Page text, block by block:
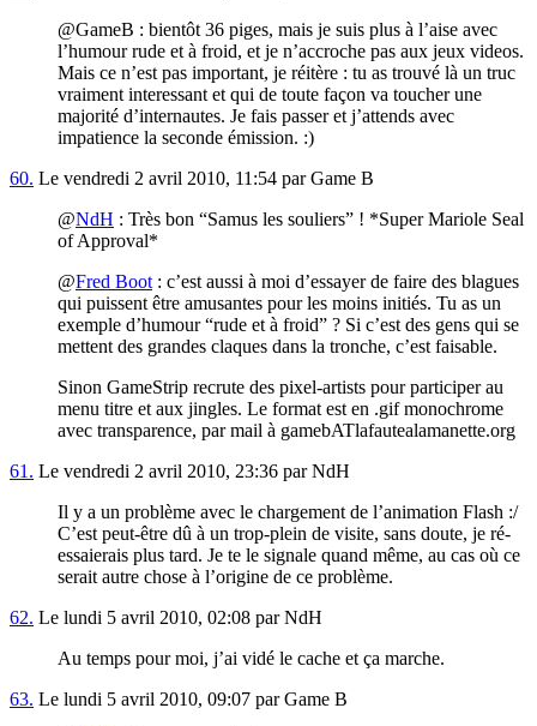
@GameB : bientôt 36 piges, mais je suis plus à l’aise avec
l’humour rude et à froid, et je n’accroche pas aux jeux videos.
Mais ce n’est pas important, je réitère : tu as trouvé là un truc
vraiment interessant et qui de toute façon va toucher une
majorité d’internautes. Je fais passer et j’attends avec
impatience la seconde émission. :)
60. Le vendredi 2 avril 2010, 11:54 par Game B
@NdH : Très bon “Samus les souliers” ! *Super Mariole Seal
of Approval*
@Fred Boot : c’est aussi à moi d’essayer de faire des blagues
qui puissent être amusantes pour les moins initiés. Tu as un
exemple d’humour “rude et à froid” ? Si c’est des gens qui se
mettent des grandes claques dans la tronche, c’est faisable.
Sinon GameStrip recrute des pixel-artists pour participer au
menu titre et aux jingles. Le format est en .gif monochrome
avec transparence, par mail à gamebATlafautealamanette.org
61. Le vendredi 2 avril 2010, 23:36 par NdH
Il y a un problème avec le chargement de l’animation Flash :/
C’est peut-être dû à un trop-plein de visite, sans doute, je ré-
essaierais plus tard. Je te le signale quand même, au cas où ce
serait autre chose à l’origine de ce problème.
62. Le lundi 5 avril 2010, 02:08 par NdH
Au temps pour moi, j’ai vidé le cache et ça marche.
63. Le lundi 5 avril 2010, 09:07 par Game B